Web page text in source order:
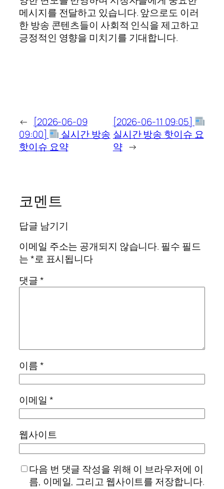
메시지를 전달하고 있습니다. 앞으로도 이러
한 방송 콘텐츠들이 사회적 인식을 제고하고
긍정적인 영향을 미치기를 기대합니다.
← [2026-06-09
09:00]
실시간 방송
핫이슈 요약
[2026-06-11 09:05]
실시간 방송 핫이슈 요
약 →
코멘트
답글 남기기
이메일 주소는 공개되지 않습니다. 필수 필드
는*로 표시됩니다
댓글*
이름*
이메일 *
웹사이트
다음 번 댓글 작성을 위해 이 브라우저에 이
름, 이메일, 그리고 웹사이트를 저장합니다.